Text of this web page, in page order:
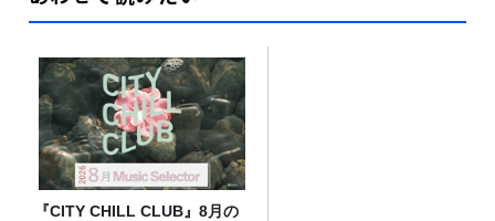
『CITY CHILL CLUB』8月の